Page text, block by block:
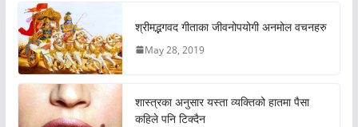
श्रीमद्भगवद गीताका जीवनोपयोगी अनमोल वचनहरु
May 28, 2019
शास्त्रका अनुसार यस्ता व्यक्तिको हातमा पैसा
कहिले पनि टिक्दैन